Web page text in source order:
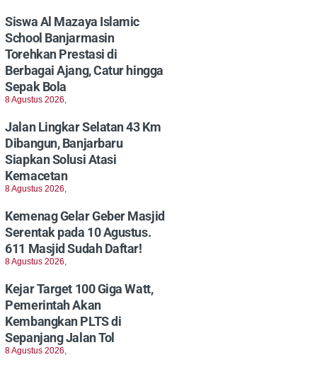
Siswa Al Mazaya Islamic
School Banjarmasin
Torehkan Prestasi di
Berbagai Ajang, Catur hingga
Sepak Bola
8 Agustus 2026,
Jalan Lingkar Selatan 43 Km
Dibangun, Banjarbaru
Siapkan Solusi Atasi
Kemacetan
8 Agustus 2026,
Kemenag Gelar Geber Masjid
Serentak pada 10 Agustus.
611 Masjid Sudah Daftar!
8 Agustus 2026,
Kejar Target 100 Giga Watt,
Pemerintah Akan
Kembangkan PLTS di
Sepanjang Jalan Tol
8 Agustus 2026,